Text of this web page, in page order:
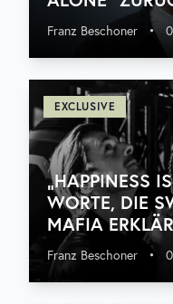
Franz Beschoner •
EXCLUSIVE
„HAPPINESS
WORTE, DIE
MAFIA
Franz Beschoner •